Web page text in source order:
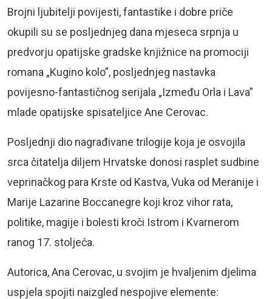
Brojni ljubitelji povijesti, fantastike i dobre priče
okupili su se posljednjeg dana mjeseca srpnja u
predvorju opatijske gradske knjižnice na promociji
romana „Kugino kolo”, posljednjeg nastavka
povijesno-fantastičnog serijala „Između Orla i Lava”
mlade opatijske spisateljice Ane Cerovac.
Posljednji dio nagrađivane trilogije koja je osvojila
srca čitatelja diljem Hrvatske donosi rasplet sudbine
veprinačkog para Krste od Kastva, Vuka od Meranije i
Marije Lazarine Boccanegre koji kroz vihor rata,
politike, magije i bolesti kroči Istrom i Kvarnerom
ranog 17. stoljeća.
Autorica, Ana Cerovac, u svojim je hvaljenim djelima
uspjela spojiti naizgled nespojive elemente: